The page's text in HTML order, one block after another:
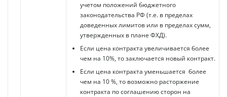
учетом положений бюджетного
законодательства РФ (т.е. в пределах
доведенных лимитов или в пределах сумм,
утвержденных в плане ФХД).
Если цена контракта увеличивается более
чем на 10%, то заключается новый контракт.
Если цена контракта уменьшается более
чем на 10 %, то возможно расторжение
контракта по соглашению сторон на